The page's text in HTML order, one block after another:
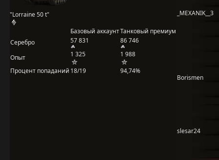
"Lorraine 50 t"
Базовый аккаунтТанковый премиум
Серебро
57 831 86 746
Опыт 1 325
1 988
Процент попаданий 18/19 94,74%
_MEXANIK__3
Borismen
slesar24